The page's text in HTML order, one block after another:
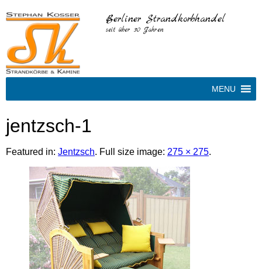
Berliner Strandkorbhandel
seit über 30 Jahren
MENU
jentzsch-1
Featured in: Jentzsch. Full size image: 275 × 275.